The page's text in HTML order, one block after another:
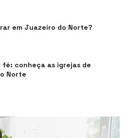
em Juazeiro do Norte?
fé: conheça as igrejas de
Norte